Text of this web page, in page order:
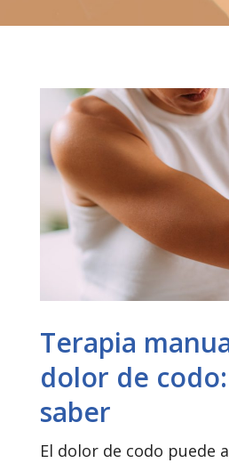
Terapia
dolor de
saber
El dolor de codo puede